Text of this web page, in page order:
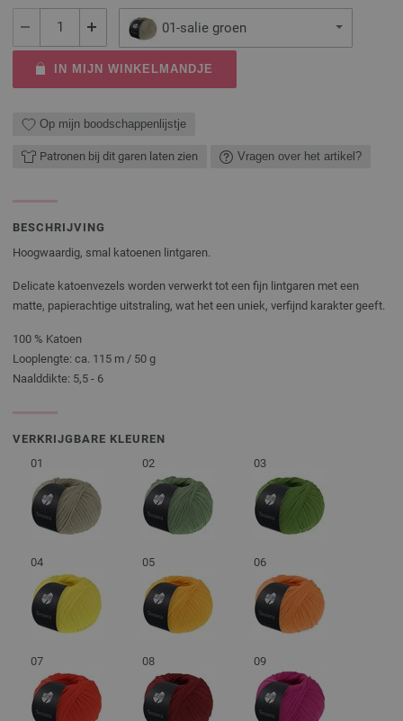
01-salie groen
IN MIJN WINKELMANDJE
Op mijn boodschappenlijstje
Patronen bij dit garen laten zien Vragen over het artikel?
BESCHRIJVING
Hoogwaardig, smal katoenen lintgaren.
Delicate katoenvezels worden verwerkt tot een fijn lintgaren met een
matte, papierachtige uitstraling, wat het een uniek, verfijnd karakter geeft.
100 % Katoen
Looplengte: ca. 115 m / 50 g
Naalddikte: 5,5 - 6
VERKRIJGBARE KLEUREN
01
02 03
04 05 06
07 08 09